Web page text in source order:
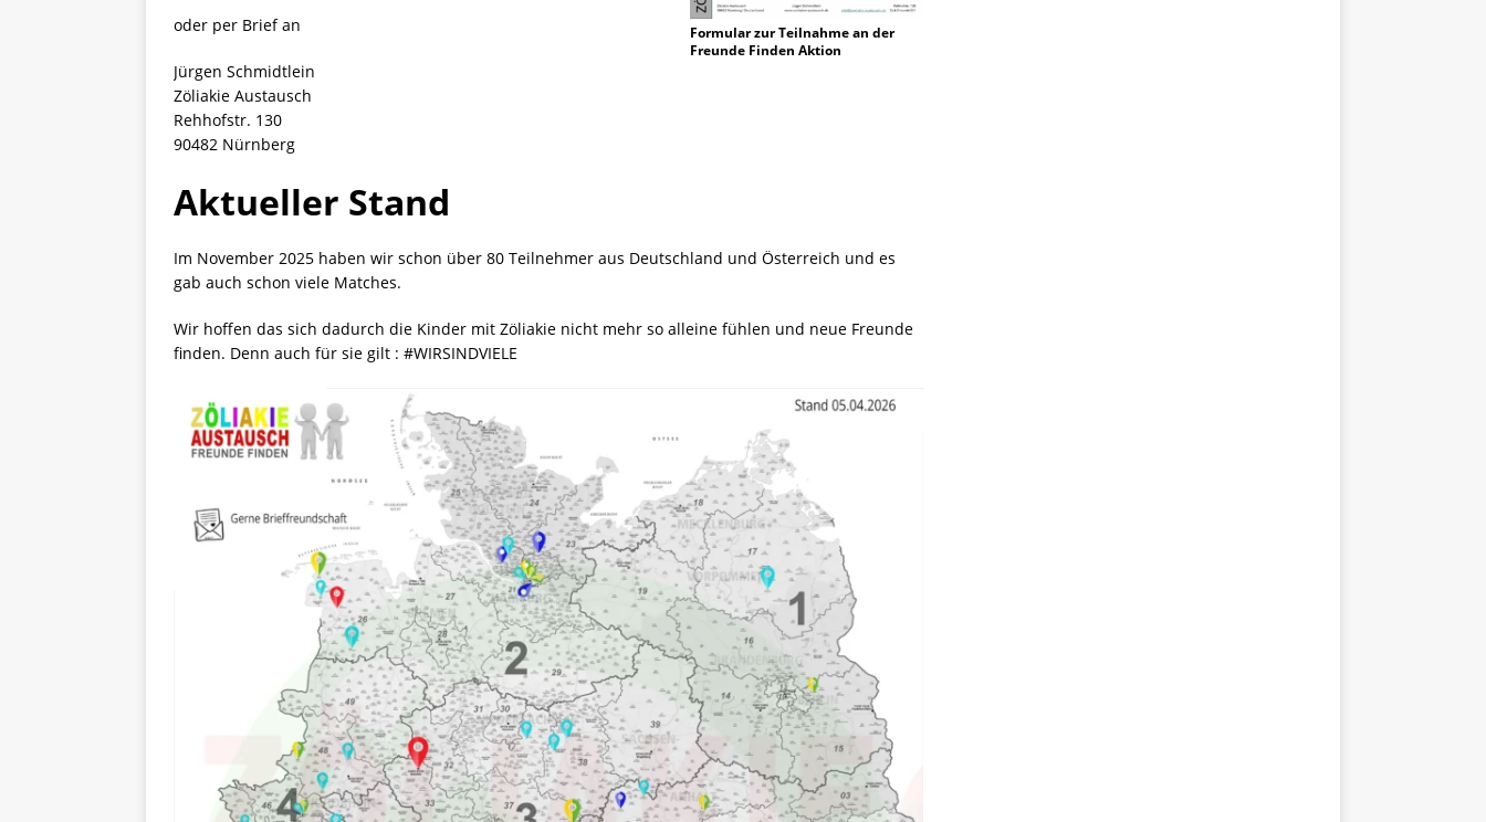
Formular zur Teilnahme an der
Freunde Finden Aktion
oder per Brief an
Jürgen Schmidtlein
Zöliakie Austausch
Rehhofstr. 130
90482 Nürnberg
Aktueller Stand
Im November 2025 haben wir schon über 80 Teilnehmer aus Deutschland und Österreich und es
gab auch schon viele Matches.
Wir hoffen das sich dadurch die Kinder mit Zöliakie nicht mehr so alleine fühlen und neue Freunde
finden. Denn auch für sie gilt : #WIRSINDVIELE